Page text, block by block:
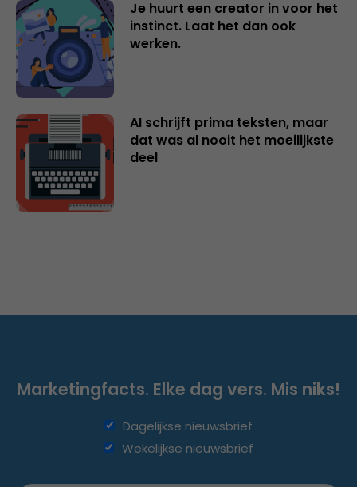
Je huurt een creator in voor het
instinct. Laat het dan ook
werken.
AI schrijft prima teksten, maar
dat was al nooit het moeilijkste
deel
Marketingfacts. Elke dag vers. Mis niks!
Dagelijkse nieuwsbrief
Wekelijkse nieuwsbrief